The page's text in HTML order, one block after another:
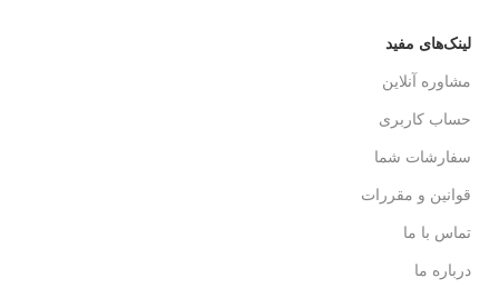
لینک‌های مفید
مشاوره آنلاین
حساب کاربری
سفارشات شما
قوانین و مقررات
تماس با ما
درباره ما